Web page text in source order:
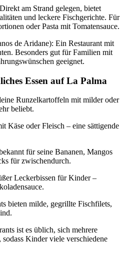
am Strand gelegen, bietet
und leckere Fischgerichte. Für
oder Pasta mit Tomatensauce.
de Aridane): Ein Restaurant mit
Besonders gut für Familien mit
geeignet.
Essen auf La Palma
Runzelkartoffeln mit milder oder
beliebt.
Käse oder Fleisch – eine sättigende
für seine Bananen, Mangos
für zwischendurch.
Leckerbissen für Kinder –
bieten milde, gegrillte Fischfilets,
ist es üblich, sich mehrere
Kinder viele verschiedene